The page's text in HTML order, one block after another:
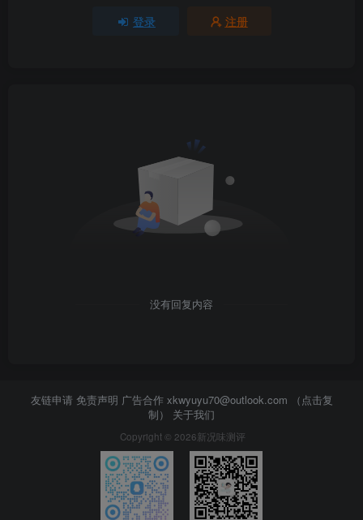
登录 注册
没有回复内容
友链申请 免责声明 广告合作xkwyuyu70@outlook.com （点击复
制） 关于我们
Copyright © 2026新况味测评